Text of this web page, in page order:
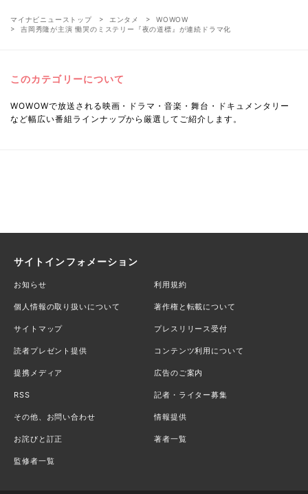
マイナビニューストップ エンタメ
WOWOW
吉岡秀隆が主演 慟哭のミステリー『夜の道標』が連続ドラマ化
このカテゴリーについて
WOWOWで放送される映画・ドラマ・音楽・舞台・ドキュメンタリー
など幅広い番組ラインナップから厳選してご紹介します。
サイトインフォメーション
お知らせ 利用規約
個人情報の取り扱いについて 著作権と転載について
サイトマップ プレスリリース受付
読者プレゼント提供 コンテンツ利用について
提携メディア 広告のご案内
RSS 記者・ライター募集
その他、お問い合わせ 情報提供
お詫びと訂正 著者一覧
監修者一覧